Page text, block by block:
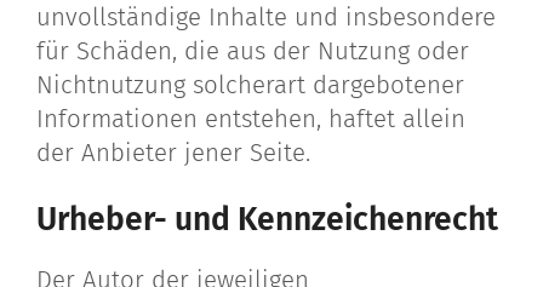
unvollständige Inhalte und insbesondere
für Schäden, die aus der Nutzung oder
Nichtnutzung solcherart dargebotener
Informationen entstehen, haftet allein
der Anbieter jener Seite.
Urheber- und Kennzeichenrecht
Der Autor der jeweiligen